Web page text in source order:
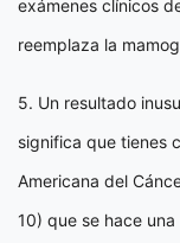
exámenes clínicos
reemplaza la
5. Un resultado
significa que tienes
Americana del
10) que se hace